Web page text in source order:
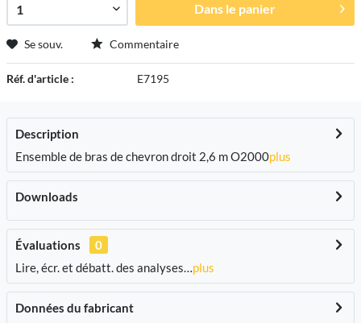
Dans le panier
Se souv. Commentaire
Réf. d'article : E7195
Description
Ensemble de bras de chevron droit 2,6 m O2000plus
Downloads
Évaluations
0
Lire, écr. et débatt. des analyses…plus
Données du fabricant